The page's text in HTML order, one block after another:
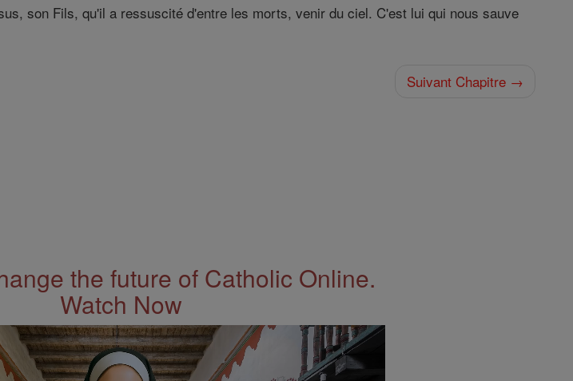
son Fils, qu'il a ressuscité d'entre les morts, venir du ciel. C'est lui qui nous sauve
Suivant Chapitre →
the future of Catholic Online.
Watch Now